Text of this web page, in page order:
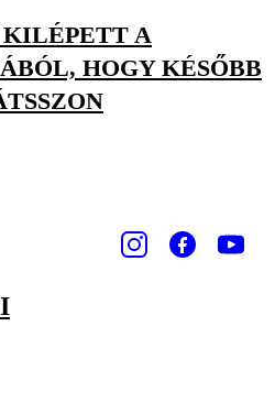
KILÉPETT A
HOGY KÉSŐBB